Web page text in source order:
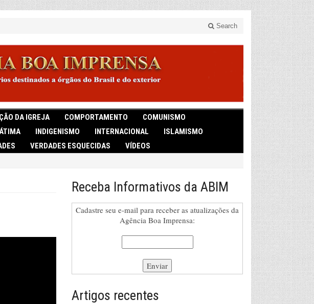
Search
DA IGREJA COMPORTAMENTO
COMUNISMO
INDIGENISMO INTERNACIONAL
ISLAMISMO
VERDADES ESQUECIDAS VÍDEOS
Receba Informativos da ABIM
Cadastre seu e-mail para receber as atualizações da
Agência Boa Imprensa:
Artigos recentes